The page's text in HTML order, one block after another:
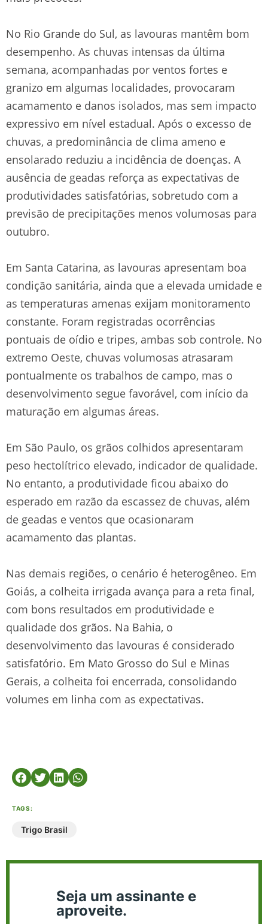
No Rio Grande do Sul, as lavouras mantêm bom
desempenho. As chuvas intensas da última
semana, acompanhadas por ventos fortes e
granizo em algumas localidades, provocaram
acamamento e danos isolados, mas sem impacto
expressivo em nível estadual. Após o excesso de
chuvas, a predominância de clima ameno e
ensolarado reduziu a incidência de doenças. A
ausência de geadas reforça as expectativas de
produtividades satisfatórias, sobretudo com a
previsão de precipitações menos volumosas para
outubro.
Em Santa Catarina, as lavouras apresentam boa
condição sanitária, ainda que a elevada umidade e
as temperaturas amenas exijam monitoramento
constante. Foram registradas ocorrências
pontuais de oídio e tripes, ambas sob controle. No
extremo Oeste, chuvas volumosas atrasaram
pontualmente os trabalhos de campo, mas o
desenvolvimento segue favorável, com início da
maturação em algumas áreas.
Em São Paulo, os grãos colhidos apresentaram
peso hectolítrico elevado, indicador de qualidade.
No entanto, a produtividade ficou abaixo do
esperado em razão da escassez de chuvas, além
de geadas e ventos que ocasionaram
acamamento das plantas.
Nas demais regiões, o cenário é heterogêneo. Em
Goiás, a colheita irrigada avança para a reta final,
com bons resultados em produtividade e
qualidade dos grãos. Na Bahia, o
desenvolvimento das lavouras é considerado
satisfatório. Em Mato Grosso do Sul e Minas
Gerais, a colheita foi encerrada, consolidando
volumes em linha com as expectativas.
TAGS:
Trigo Brasil
Seja um assinante e
aproveite.